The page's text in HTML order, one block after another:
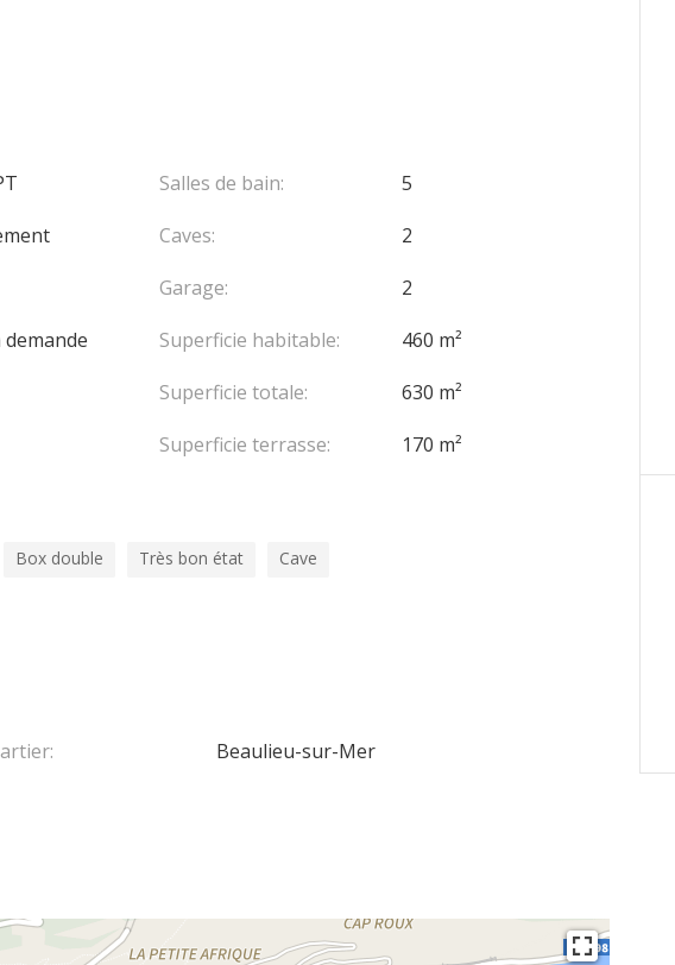
piscine commune, un service de conciergerie et de nombreuses
demande
Salles de bain:
5
Caves:
2
Garage:
2
Superficie habitable:
460 m²
Superficie totale:
630 m²
Superficie terrasse:
170 m²
Box double Très bon état Cave
Beaulieu-sur-Mer